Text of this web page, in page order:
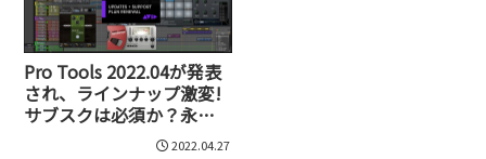
Pro Tools 2022.04が発表
され、ラインナップ激変!
サブスクは必須か？永続
版は買えるのか？など新
2022.04.27